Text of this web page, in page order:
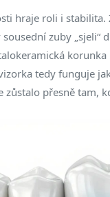
hraje roli i
zuby „sjeli“
korunka
tedy funguje
zůstalo přesně tam,